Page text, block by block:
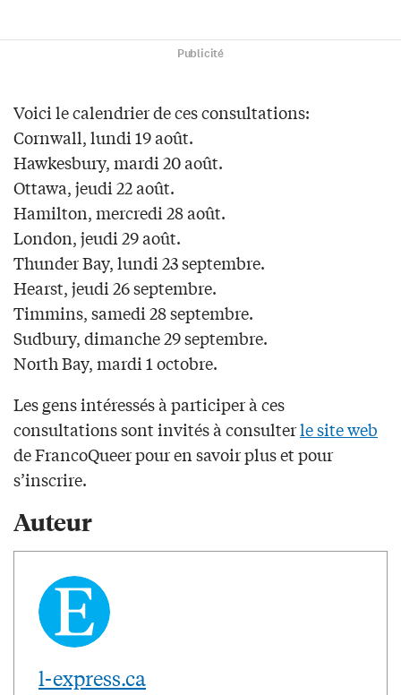
Publicité
Voici le calendrier de ces consultations:
Cornwall, lundi 19 août.
Hawkesbury, mardi 20 août.
Ottawa, jeudi 22 août.
Hamilton, mercredi 28 août.
London, jeudi 29 août.
Thunder Bay, lundi 23 septembre.
Hearst, jeudi 26 septembre.
Timmins, samedi 28 septembre.
Sudbury, dimanche 29 septembre.
North Bay, mardi 1 octobre.
Les gens intéressés à participer à ces
consultations sont invités à consulterle site web
de FrancoQueer pour en savoir plus et pour
s’inscrire.
Auteur
l-express.ca